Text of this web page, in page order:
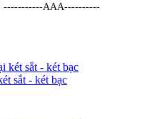
-----------AAA----------
sắt - két bạc